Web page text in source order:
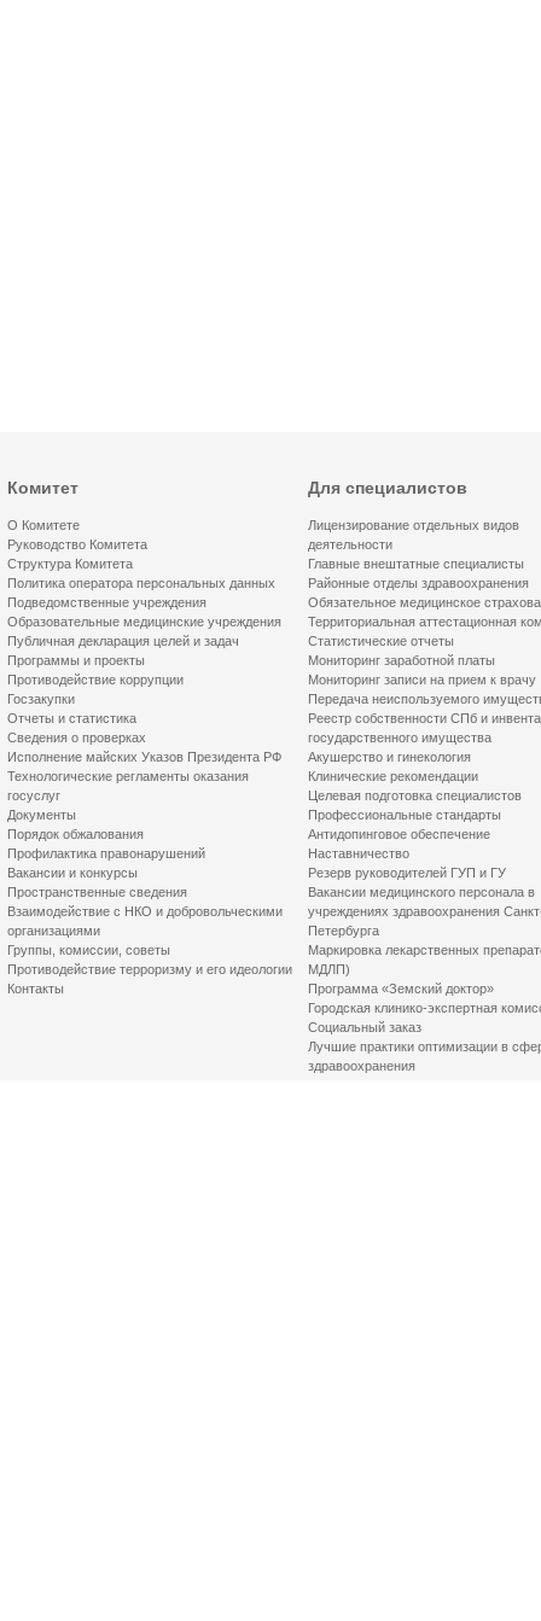
Комитет
О Комитете
Руководство Комитета
Структура Комитета
Политика оператора персональных данных
Подведомственные учреждения
Образовательные медицинские учреждения
Публичная декларация целей и задач
Программы и проекты
Противодействие коррупции
Госзакупки
Отчеты и статистика
Сведения о проверках
Исполнение майских Указов Президента РФ
Технологические регламенты оказания
госуслуг
Документы
Порядок обжалования
Профилактика правонарушений
Вакансии и конкурсы
Пространственные сведения
Взаимодействие с НКО и добровольческими
организациями
Группы, комиссии, советы
Противодействие терроризму и его идеологии
Контакты
Для специалистов
Лицензирование отдельных видов
деятельности
Главные внештатные специалисты
Районные отделы здравоохранения
Обязательное медицинское
Территориальная аттестационная
Статистические отчеты
Мониторинг заработной платы
Мониторинг записи на прием к врачу
Передача неиспользуемого
Реестр собственности СПб и
государственного имущества
Акушерство и гинекология
Клинические рекомендации
Целевая подготовка специалистов
Профессиональные стандарты
Антидопинговое обеспечение
Наставничество
Резерв руководителей ГУП и ГУ
Вакансии медицинского персонала в
учреждениях здравоохранения
Петербурга
Маркировка лекарственных
МДЛП)
Программа «Земский доктор»
Городская клинико-экспертная
Социальный заказ
Лучшие практики оптимизации в
здравоохранения